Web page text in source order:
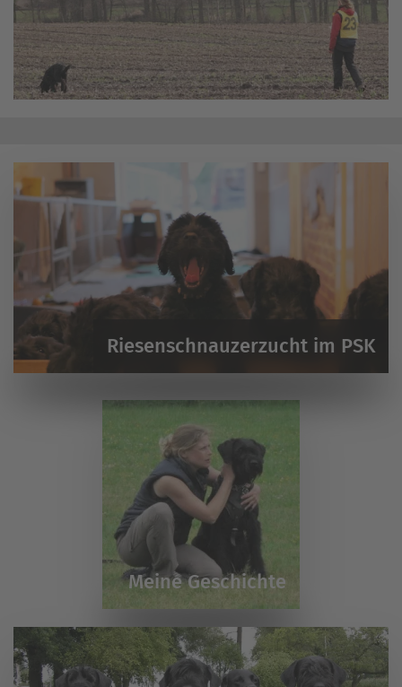
Riesenschnauzerzucht im PSK
Meine Geschichte